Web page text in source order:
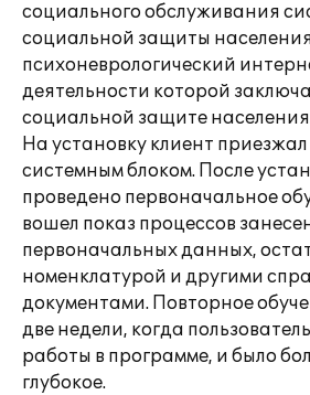
социального обслуживания
социальной защиты
психоневрологический
деятельности которой
социальной защите
На установку клиент
системным блоком. После
проведено первоначальное
вошел показ процессов
первоначальных данных,
номенклатурой и другими
документами. Повторное
две недели, когда
работы в программе, и было
глубокое.